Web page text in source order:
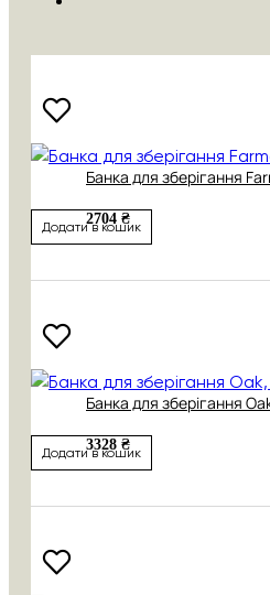
Банка для зберігання
2704 ₴
Додати в кошик
Банка для зберігання
3328 ₴
Додати в кошик